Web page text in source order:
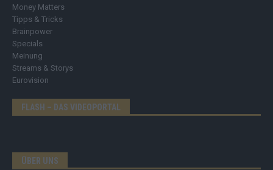
Money Matters
Tipps & Tricks
Brainpower
Specials
Meinung
Streams & Storys
Eurovision
FLASH – DAS VIDEOPORTAL
ÜBER UNS